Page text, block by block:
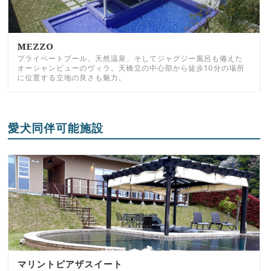
MEZZO
プライベートプール、天然温泉、そしてジャグジー風呂も備えた
オーシャンビューのヴィラ。天橋立の中心部から徒歩10分の場所
に位置する立地の良さも魅力。
愛犬同伴可能施設
マリントピアザスイート